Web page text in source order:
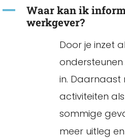
A
Waar kan ik
werkgever?
Door je inzet
in. Daarnaast
activiteiten
sommige
meer uitleg